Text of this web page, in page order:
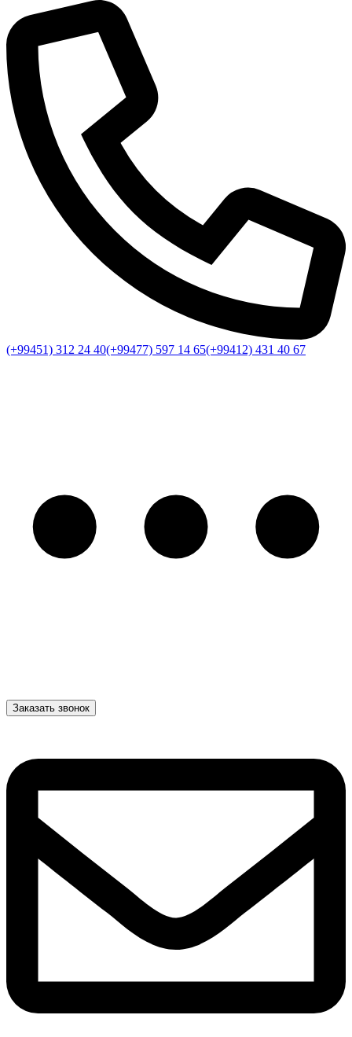
(+99451) 312 24 40(+99477) 597 14 65(+99412) 431 40 67
Заказать звонок